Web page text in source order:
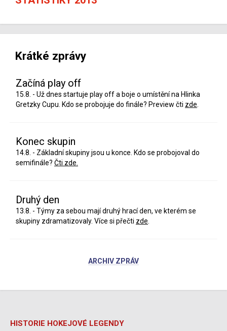
Krátké zprávy
Začíná play off
15.8. - Už dnes startuje play off a boje o umístění na Hlinka
Gretzky Cupu. Kdo se probojuje do finále? Preview čti zde
Konec skupin
14.8. - Základní skupiny jsou u konce. Kdo se probojoval do
semifinále? Čti zde.
Druhý den
13.8. - Týmy za sebou mají druhý hrací den, ve kterém se
skupiny zdramatizovaly. Více si přečti zde
ARCHIV ZPRÁV
HISTORIE HOKEJOVÉ LEGENDY